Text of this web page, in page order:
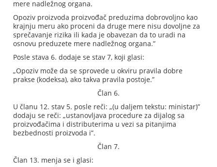
mere nadležnog organa.
Opoziv proizvoda proizvođač preduzima dobrovoljno kao
krajnju meru ako proceni da druge mere nisu dovoljne za
sprečavanje rizika ili kada je obavezan da to uradi na
osnovu preduzete mere nadležnog organa.”
Posle stava 6. dodaje se stav 7, koji glasi:
„Opoziv može da se sprovede u okviru pravila dobre
prakse (kodeksa), ako takva pravila postoje.”
Član 6.
U članu 12. stav 5. posle reči: „(u daljem tekstu: ministar)”
dodaju se reči: „ustanovljava procedure za dijalog sa
proizvođačima i distributerima u vezi sa pitanjima
bezbednosti proizvoda i”.
Član 7.
Član 13. menja se i glasi: